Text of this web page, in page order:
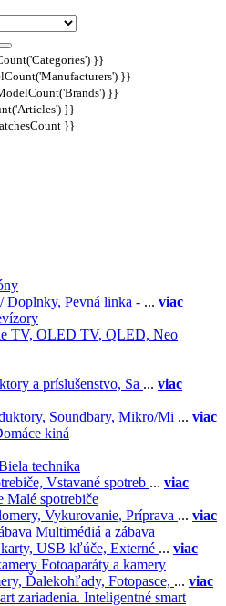
}}
}}
}}
}}
}}
Doplnky, Pevná linka - ... viac
TV, OLED TV, QLED, Neo
a príslušenstvo, Sa ... viac
Soundbary, Mikro/Mi ... viac
kiná
technika
Vstavané spotreb ... viac
Malé spotrebiče
Vykurovanie, Príprava ... viac
Multimédiá a zábava
USB kľúče, Externé ... viac
Fotoaparáty a kamery
Ďalekohľady, Fotopasce, ... viac
Inteligentné smart